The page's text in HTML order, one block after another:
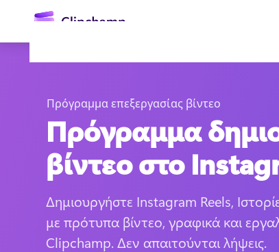
περιεχόμενο
Είσοδος
Δωρεάν δοκιμή
Πρόγραμμα επεξεργασίας βίντεο
Πρόγραμμα
βίντεο στο
Δημιουργήστε Instagram Reels,
με πρότυπα βίντεο, γραφικά και
Clipchamp. Δεν απαιτούνται λήψεις.